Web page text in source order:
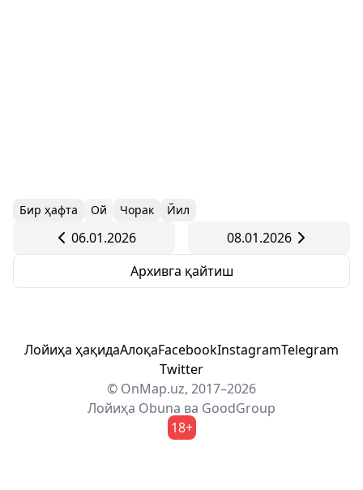
Бир ҳафта Ой Чорак Йил
06.01.2026
08.01.2026
Архивга қайтиш
Лойиҳа ҳақидаАлоқаFacebookInstagramTelegram
Twitter
© OnMap.uz, 2017–2026
Лойиҳа Obuna ва GoodGroup
18+